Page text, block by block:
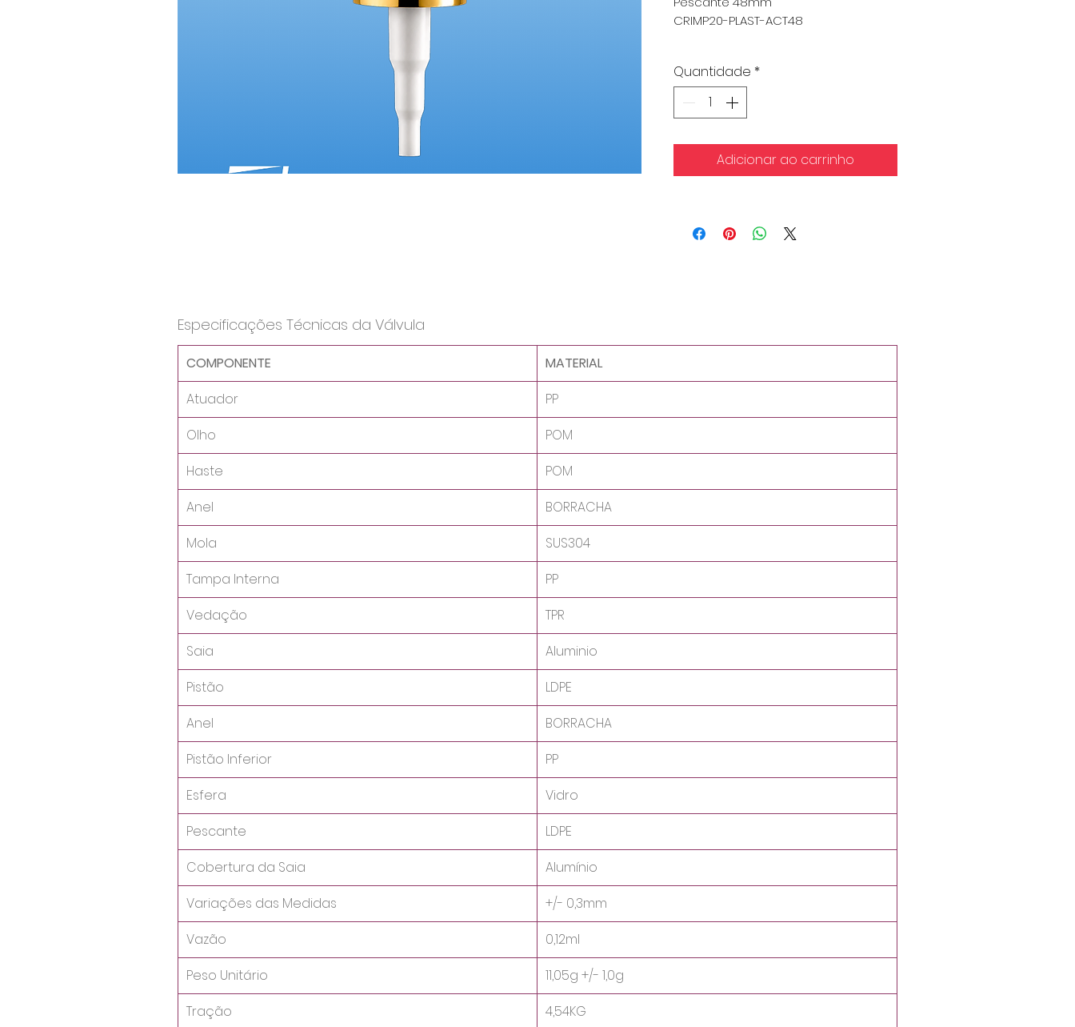
CRIMP20-PLAST-ACT48
Quantidade *
Adicionar ao carrinho
Especificações Técnicas da Válvula
COMPONENTE
MATERIAL
Atuador
PP
Olho
POM
Haste
POM
Anel
BORRACHA
Mola
SUS304
Tampa Interna
PP
Vedação
TPR
Saia
Aluminio
Pistão
LDPE
Anel
BORRACHA
Pistão Inferior
PP
Esfera
Vidro
Pescante
LDPE
Cobertura da Saia
Alumínio
Variações das Medidas
+/- 0,3mm
Vazão
0,12ml
Peso Unitário
11,05g +/- 1,0g
Tração
4,54KG